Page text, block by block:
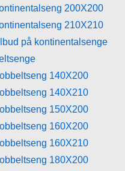
200X200
210X210
på kontinentalsenge
140X200
140X210
150X200
160X200
160X210
180X200